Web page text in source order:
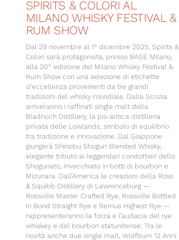
SPIRITS & COLORI AL
MILANO WHISKY FESTIVAL &
RUM SHOW
Dal 29 novembre al 1° dicembre 2025, Spirits &
Colori sarà protagonista, presso BASE Milano,
alla 20° edizione del Milano Whisky Festival &
Rum Show con una selezione di etichette
d’eccellenza provenienti da tre grandi
tradizioni del whisky mondiale. Dalla Scozia
arriveranno i raffinati single malt della
Bladnoch Distillery, la più antica distilleria
privata delle Lowlands, simbolo di equilibrio
tra tradizione e innovazione. Dal Giappone
giungerà Shinobu Shogun Blended Whisky,
elegante tributo ai leggendari condottieri dello
Shogunato, invecchiato in botti di bourbon e
Mizunara. Dall’America le creazioni della Ross
& Squibb Distillery di Lawrenceburg —
Rossville Master Crafted Rye, Rossville Bottled
in Bond Straight Rye e Remus Highest Rye —
rappresenteranno la forza e l’audacia del rye
whiskey e del bourbon statunitense. Tra le
novità anche due single malt, Wolfburn 12 Anni